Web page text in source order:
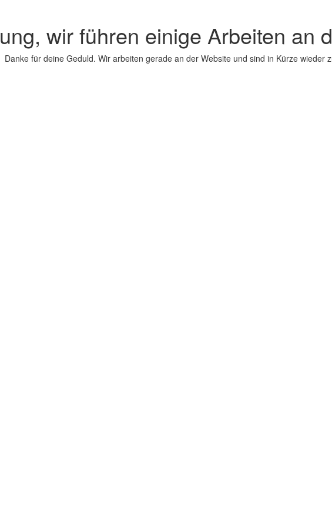
wir führen einige Arbeiten an
Danke für deine Geduld. Wir arbeiten gerade an der Website und sind in Kürze wieder